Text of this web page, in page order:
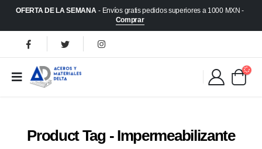
OFERTA DE LA SEMANA - Envíos gratis pedidos superiores a 1000 MXN -
Comprar
Product Tag - Impermeabilizante